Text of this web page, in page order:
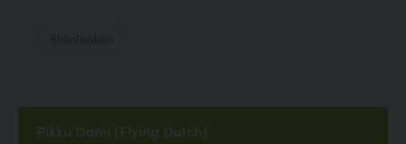
Pikku Dami (Flying Dutch)